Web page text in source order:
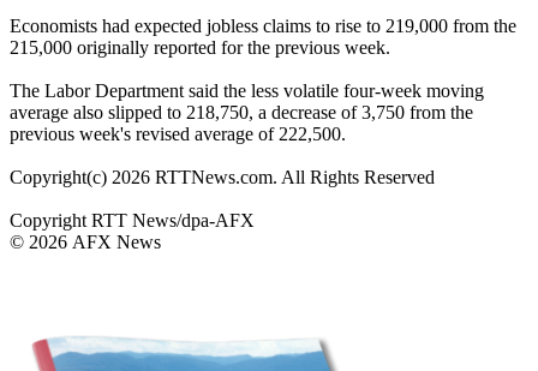
Economists had expected jobless claims to rise to 219,000 from the
215,000 originally reported for the previous week.
The Labor Department said the less volatile four-week moving
average also slipped to 218,750, a decrease of 3,750 from the
previous week's revised average of 222,500.
Copyright(c) 2026 RTTNews.com. All Rights Reserved
Copyright RTT News/dpa-AFX
© 2026 AFX News